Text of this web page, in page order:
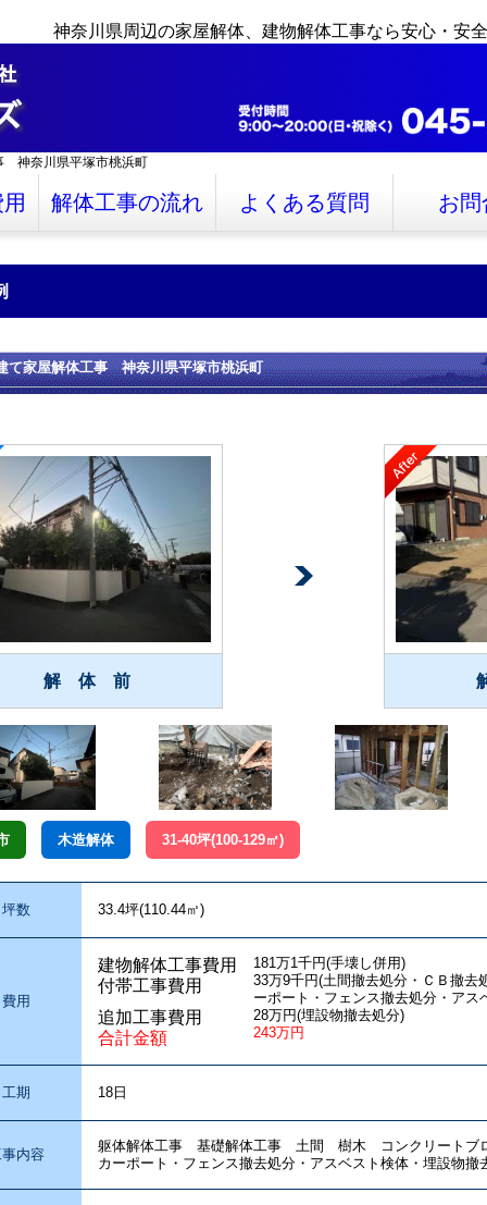
神奈川県周辺の家屋解体、建物解体工事なら安心・安
神奈川県平塚市桃浜町
解体工事の流れ よくある質問 お問
て家屋解体工事 神奈川県平塚市桃浜町
解 体 前
木造解体 31-40坪(100-129㎡)
坪数 33.4坪(110.44㎡)
費用
建物解体工事費用 181万1千円(手壊し併用)
付帯工事費用
33万9千円(土間撤去処分・ＣＢ撤去
ーポート・フェンス撤去処分・アス
追加工事費用 28万円(埋設物撤去処分)
合計金額 243万円
工期 18日
内容
躯体解体工事 基礎解体工事 土間 樹木 コンクリート
カーポート・フェンス撤去処分・アスベスト検体・埋設物撤